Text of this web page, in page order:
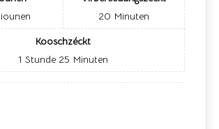
20 Minuten
Kooschzéckt
1 Stunde 25 Minuten